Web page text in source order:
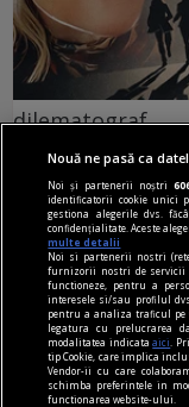
dilematograf
Plăcerea
Pariser nu e
Victor MOROZOV
Parteneri
Nouă ne pasă ca
Noi și partenerii noștri
identificatorii cookie unici
gestiona alegerile dvs.
confidențialitate. Aceste
multe detalii
Noi si partenerii nostri
furnizorii nostri de servicii
functioneze, pentru a
interesele si/sau profilul
pentru a analiza traficul pe
legatura cu prelucrarea
modalitatea indicataaici
.
tip Cookie, care implica
Vendor-ii cu care
schimba preferintele in
functionarea website-ului.